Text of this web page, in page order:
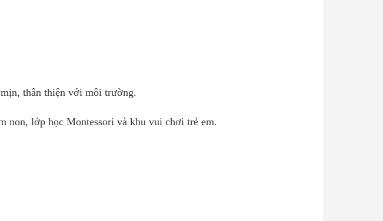
thân thiện với môi trường.
non, lớp học Montessori và khu vui chơi trẻ em.